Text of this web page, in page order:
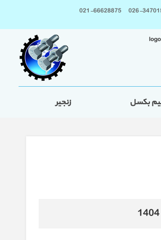
026-34701592 021-
بکسل زنجیر